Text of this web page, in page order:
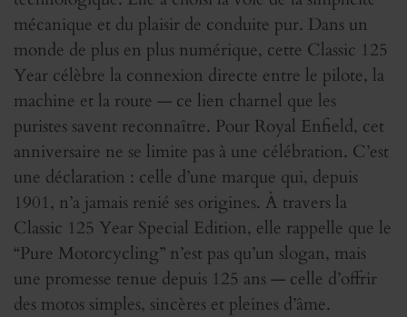
mécanique et du plaisir de conduite pur. Dans un
monde de plus en plus numérique, cette Classic 125
Year célèbre la connexion directe entre le pilote, la
machine et la route — ce lien charnel que les
puristes savent reconnaître. Pour Royal Enfield, cet
anniversaire ne se limite pas à une célébration. C’est
une déclaration : celle d’une marque qui, depuis
1901, n’a jamais renié ses origines. À travers la
Classic 125 Year Special Edition, elle rappelle que le
“Pure Motorcycling” n’est pas qu’un slogan, mais
une promesse tenue depuis 125 ans — celle d’offrir
des motos simples, sincères et pleines d’âme.